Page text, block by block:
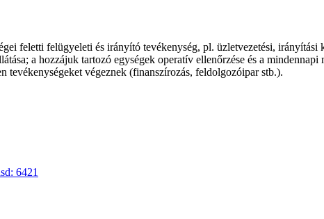
feletti felügyeleti és irányító tevékenység, pl. üzletvezetési, irányítási
a hozzájuk tartozó egységek operatív ellenőrzése és a mindennapi
végeznek (finanszírozás, feldolgozóipar stb.).
6421